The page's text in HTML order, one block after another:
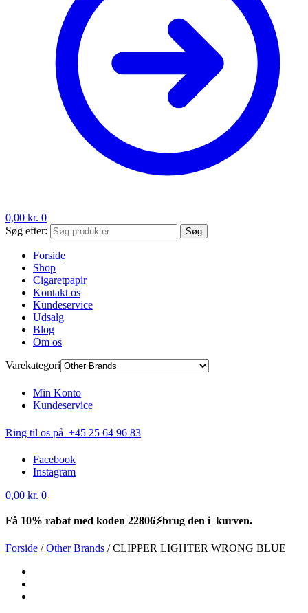
0,00 kr. 0
Søg efter:
Søg
Forside
Shop
Cigaretpapir
Kontakt os
Kundeservice
Udsalg
Blog
Om os
Varekategori
Min Konto
Kundeservice
Ring til os på +45 25 64 96 83
Facebook
Instagram
0,00 kr. 0
Få 10% rabat med koden 22806⚡brug den i kurven.
Forside /Other Brands /CLIPPER LIGHTER WRONG BLUE